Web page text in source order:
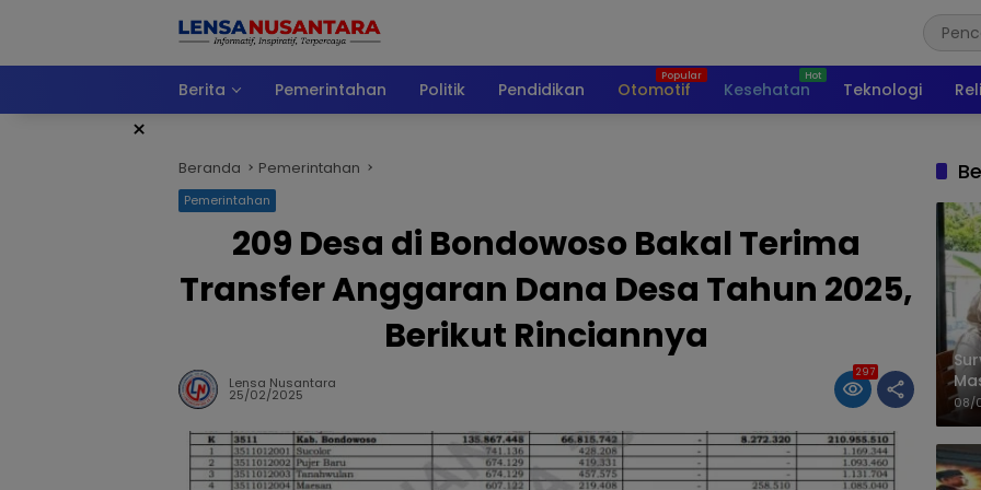
Berita
Pemerintahan Politik Pendidikan Otomotif Kesehatan Teknologi
×
Beranda Pemerintahan
Pemerintahan
209 Desa di Bondowoso Bakal Terima
Transfer Anggaran Dana Desa Tahun 2025,
Berikut Rinciannya
Lensa Nusantara
25/02/2025
297
08/